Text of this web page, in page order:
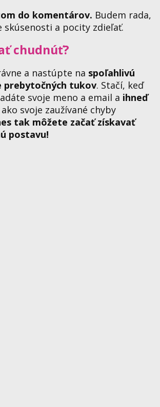
do komentárov. Budem rada,
skúsenosti a pocity zdieľať.
chudnúť?
a nastúpte na spoľahlivú
prebytočných tukov. Stačí, keď
svoje meno a email a ihneď
ako svoje zaužívané chyby
tak môžete začať získavať
postavu!